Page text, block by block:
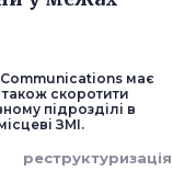
Communications має
скоротити
підрозділі в
ЗМІ.
реструктуризація